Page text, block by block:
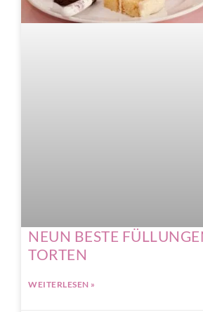
NEUN BESTE
TORTEN
WEITERLESEN »